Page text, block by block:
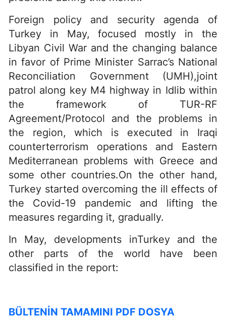
Foreign policy and security agenda of
Turkey in May, focused mostly in the
Libyan Civil War and the changing balance
in favor of Prime Minister Sarrac’s National
Reconciliation Government (UMH),joint
patrol along key M4 highway in Idlib within
the framework of TUR-RF
Agreement/Protocol and the problems in
the region, which is executed in Iraqi
counterterrorism operations and Eastern
Mediterranean problems with Greece and
some other countries.On the other hand,
Turkey started overcoming the ill effects of
the Covid-19 pandemic and lifting the
measures regarding it, gradually.
In May, developments inTurkey and the
other parts of the world have been
classified in the report:
BÜLTENİN TAMAMINI PDF DOSYA